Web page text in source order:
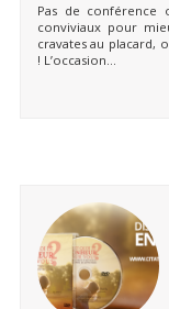
Pas de conférence
conviviaux pour
cravates au placard,
! L’occasion...